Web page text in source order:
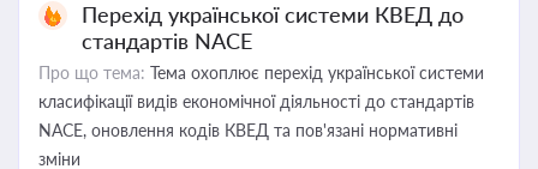
Перехід української системи КВЕД до
стандартів NACE
Про що тема: Тема охоплює перехід української системи
класифікації видів економічної діяльності до стандартів
NACE, оновлення кодів КВЕД та пов'язані нормативні
зміни